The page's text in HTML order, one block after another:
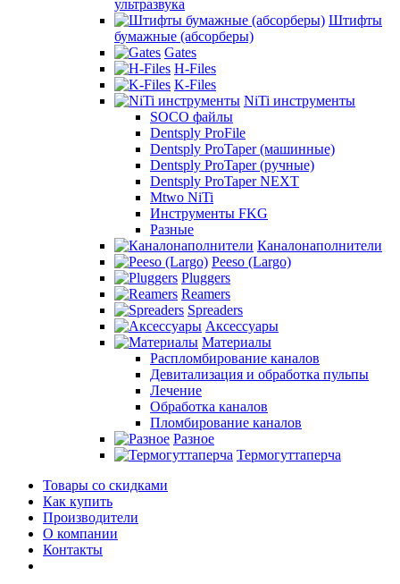
ультразвука
Штифты
бумажные (абсорберы)
Gates
H-Files
K-Files
NiTi инструменты
SOCO файлы
Dentsply ProFile
Dentsply ProTaper (машинные)
Dentsply ProTaper (ручные)
Dentsply ProTaper NEXT
Mtwo NiTi
Инструменты FKG
Разные
Каналонаполнители
Peeso (Largo)
Pluggers
Reamers
Spreaders
Аксессуары
Материалы
Распломбирование каналов
Девитализация и обработка пульпы
Лечение
Обработка каналов
Пломбирование каналов
Разное
Термогуттаперча
Товары со скидками
Как купить
Производители
О компании
Контакты